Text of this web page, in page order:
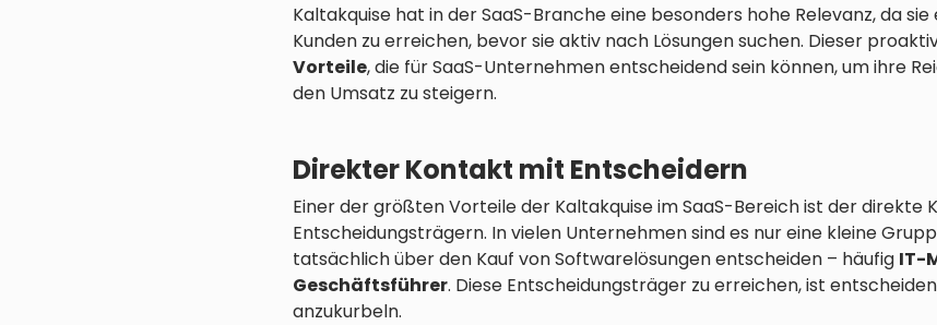
Kaltakquise hat in der SaaS-Branche eine besonders hohe Relevanz, da
Kunden zu erreichen, bevor sie aktiv nach Lösungen suchen. Dieser
Vorteile, die für SaaS-Unternehmen entscheidend sein können, um ihre
den Umsatz zu steigern.
Direkter Kontakt mit Entscheidern
Einer der größten Vorteile der Kaltakquise im SaaS-Bereich ist der
Entscheidungsträgern. In vielen Unternehmen sind es nur eine kleine
tatsächlich über den Kauf von Softwarelösungen entscheiden – häufig IT-
Geschäftsführer. Diese Entscheidungsträger zu erreichen, ist
anzukurbeln.